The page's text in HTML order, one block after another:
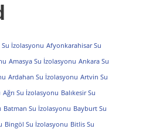
Su İzolasyonu Afyonkarahisar Su
Amasya Su İzolasyonu Ankara Su
Ardahan Su İzolasyonu Artvin Su
Ağrı Su İzolasyonu Balıkesir Su
Batman Su İzolasyonu Bayburt Su
Bingöl Su İzolasyonu Bitlis Su